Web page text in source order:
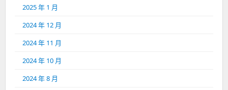
2025 年 1 月
2024 年 12 月
2024 年 11 月
2024 年 10 月
2024 年 8 月